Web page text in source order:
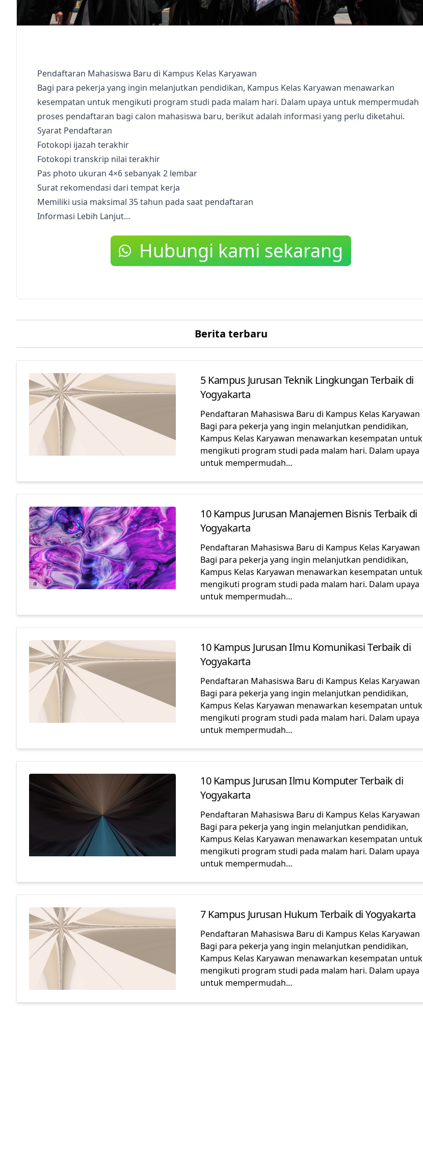
Pendaftaran Mahasiswa Baru di Kampus Kelas Karyawan
Bagi para pekerja yang ingin melanjutkan pendidikan, Kampus Kelas Karyawan menawarkan
kesempatan untuk mengikuti program studi pada malam hari. Dalam upaya untuk mempermudah
proses pendaftaran bagi calon mahasiswa baru, berikut adalah informasi yang perlu diketahui.
Syarat Pendaftaran
Fotokopi ijazah terakhir
Fotokopi transkrip nilai terakhir
Pas photo ukuran 4×6 sebanyak 2 lembar
Surat rekomendasi dari tempat kerja
Memiliki usia maksimal 35 tahun pada saat pendaftaran
Informasi Lebih Lanjut…
Hubungi kami sekarang
Berita terbaru
5 Kampus Jurusan Teknik Lingkungan Terbaik di
Yogyakarta
Pendaftaran Mahasiswa Baru di Kampus Kelas Karyawan
Bagi para pekerja yang ingin melanjutkan pendidikan,
Kampus Kelas Karyawan menawarkan kesempatan untuk
mengikuti program studi pada malam hari. Dalam upaya
untuk mempermudah…
10 Kampus Jurusan Manajemen Bisnis Terbaik di
Yogyakarta
Pendaftaran Mahasiswa Baru di Kampus Kelas Karyawan
Bagi para pekerja yang ingin melanjutkan pendidikan,
Kampus Kelas Karyawan menawarkan kesempatan untuk
mengikuti program studi pada malam hari. Dalam upaya
untuk mempermudah…
10 Kampus Jurusan Ilmu Komunikasi Terbaik di
Yogyakarta
Pendaftaran Mahasiswa Baru di Kampus Kelas Karyawan
Bagi para pekerja yang ingin melanjutkan pendidikan,
Kampus Kelas Karyawan menawarkan kesempatan untuk
mengikuti program studi pada malam hari. Dalam upaya
untuk mempermudah…
10 Kampus Jurusan Ilmu Komputer Terbaik di
Yogyakarta
Pendaftaran Mahasiswa Baru di Kampus Kelas Karyawan
Bagi para pekerja yang ingin melanjutkan pendidikan,
Kampus Kelas Karyawan menawarkan kesempatan untuk
mengikuti program studi pada malam hari. Dalam upaya
untuk mempermudah…
7 Kampus Jurusan Hukum Terbaik di Yogyakarta
Pendaftaran Mahasiswa Baru di Kampus Kelas Karyawan
Bagi para pekerja yang ingin melanjutkan pendidikan,
Kampus Kelas Karyawan menawarkan kesempatan untuk
mengikuti program studi pada malam hari. Dalam upaya
untuk mempermudah…